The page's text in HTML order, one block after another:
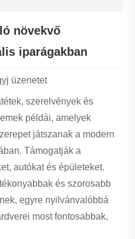
növekvő
iparágakban
üzenetet
szerelvények és
példái, amelyek
játszanak a modern
Támogatják a
autókat és épületeket.
és szorosabb
egyre nyilvánvalóbbá
most fontosabbak,